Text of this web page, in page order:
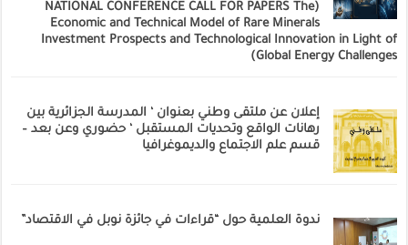
(NATIONAL CONFERENCE CALL FOR PAPERS The
Economic and Technical Model of Rare Minerals
Investment Prospects and Technological Innovation in Light of
Global Energy Challenges)
إعلان عن ملتقى وطني بعنوان ‘ المدرسة الجزائرية بين
رهانات الواقع وتحديات المستقبل ‘ حضوري وعن بعد –
قسم علم الاجتماع والديموغرافيا
ندوة العلمية حول “قراءات في جائزة نوبل في الاقتصاد”